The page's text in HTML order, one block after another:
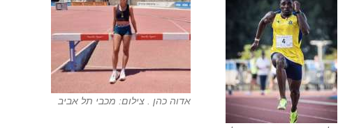
אדוה כהן . צילום: מכבי תל אביב